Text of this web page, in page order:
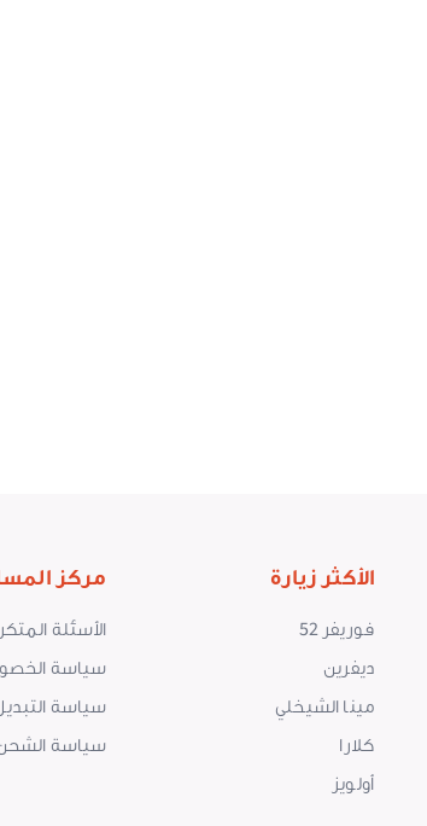
الأكثر زيارة
فوريفر 52
ديفرين
مينا الشيخلي
كلارا
أولويز
مركز
الأسئلة
سياسة
سياسة
سياسة